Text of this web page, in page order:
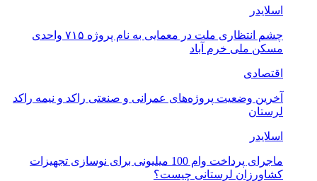
اسلایدر
چشم انتظاری ملت در معمایی به نام پروژه ۷۱۵ واحدی
مسکن ملی خرم آباد
اقتصادی
آخرین وضعیت پروژه‌های عمرانی و صنعتی راکد و نیمه راکد
لرستان
اسلایدر
ماجرای پرداخت وام 100 میلیونی برای نوسازی تجهیزات
کشاورزان لرستانی چیست؟